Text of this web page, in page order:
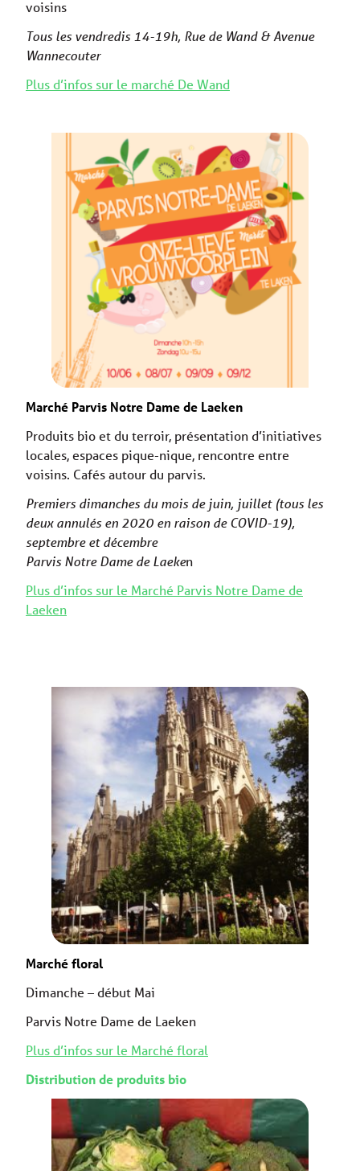
voisins
Tous les vendredis 14-19h, Rue de Wand & Avenue
Wannecouter
Plus d’infos sur le marché De Wand
Marché Parvis Notre Dame de Laeken
Produits bio et du terroir, présentation d’initiatives
locales, espaces pique-nique, rencontre entre
voisins. Cafés autour du parvis.
Premiers dimanches du mois de juin, juillet (tous les
deux annulés en 2020 en raison de COVID-19),
septembre et décembre
Parvis Notre Dame de Laeken
Plus d’infos sur le Marché Parvis Notre Dame de
Laeken
Marché floral
Dimanche – début Mai
Parvis Notre Dame de Laeken
Plus d’infos sur le Marché floral
Distribution de produits bio